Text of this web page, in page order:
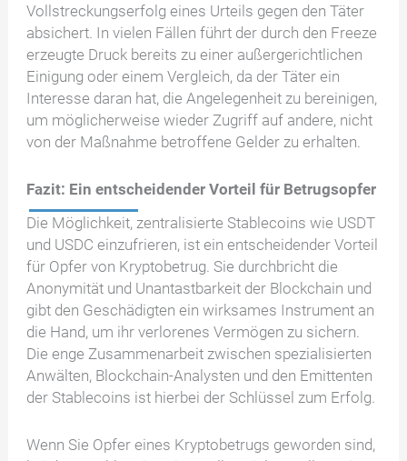
Vollstreckungserfolg eines Urteils gegen den Täter
absichert. In vielen Fällen führt der durch den Freeze
erzeugte Druck bereits zu einer außergerichtlichen
Einigung oder einem Vergleich, da der Täter ein
Interesse daran hat, die Angelegenheit zu bereinigen,
um möglicherweise wieder Zugriff auf andere, nicht
von der Maßnahme betroffene Gelder zu erhalten.
Fazit: Ein entscheidender Vorteil für Betrugsopfer
Die Möglichkeit, zentralisierte Stablecoins wie USDT
und USDC einzufrieren, ist ein entscheidender Vorteil
für Opfer von Kryptobetrug. Sie durchbricht die
Anonymität und Unantastbarkeit der Blockchain und
gibt den Geschädigten ein wirksames Instrument an
die Hand, um ihr verlorenes Vermögen zu sichern.
Die enge Zusammenarbeit zwischen spezialisierten
Anwälten, Blockchain-Analysten und den Emittenten
der Stablecoins ist hierbei der Schlüssel zum Erfolg.
Wenn Sie Opfer eines Kryptobetrugs geworden sind,